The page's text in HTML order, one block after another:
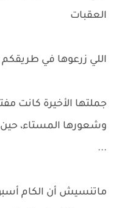
العقبات
اللي زرعوها في
جملتها الأخيرة كانت
وشعورها المستاء،
...
ماتنسيش أن الكام